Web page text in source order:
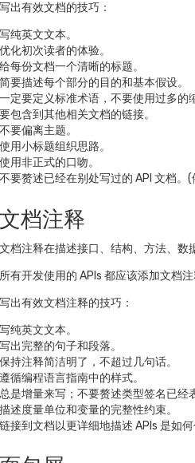
写出有效文档的技巧：
写纯英文文本。
优化初次读者的体验。
给每份文档一个清晰的标题。
简要描述每个部分的目的和基本假设。
一定要定义标准术语，不要使用过多的
要包含到其他相关文档的链接。
不要偏离主题。
使用小标题组织思路。
使用非正式的口吻。
不要赘述已经在别处写过的 API 文档。
文档注释
文档注释在描述接口、结构、方法、数
所有开发使用的 APIs 都应该添加文档
写出有效文档注释的技巧：
写纯英文文本。
写出完整的句子和段落。
保持注释简洁明了，不超过几句话。
遵循编程语言指南中的样式。
总是增量来写；不要赘述类型签名已经
描述度量单位和变量的完整性约束。
链接到文档以更详细地描述 APIs 是如